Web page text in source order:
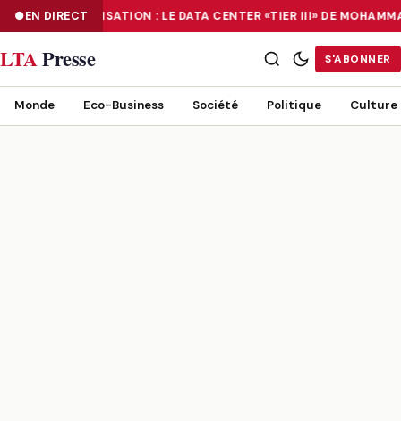
EN DIRECTNUMÉRISATION : LE DATA CENTER «TIER III» DE
NUMÉRISATION : LE DATA CENTER «TIER III» DE MOHAMMADIA, UN
LTAPresse S'ABONNER
Monde Eco-Business Société Politique Culture